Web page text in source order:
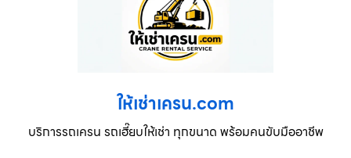
ให้เช่าเครน.com
บริการรถเครน รถเฮี๊ยบให้เช่า ทุกขนาด พร้อมคนขับมืออาชีพ